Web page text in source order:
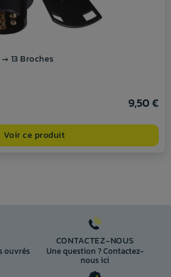
13 Broches
9,50 €
Voir ce produit
ouvrés
CONTACTEZ-NOUS
Une question ? Contactez-
nous ici